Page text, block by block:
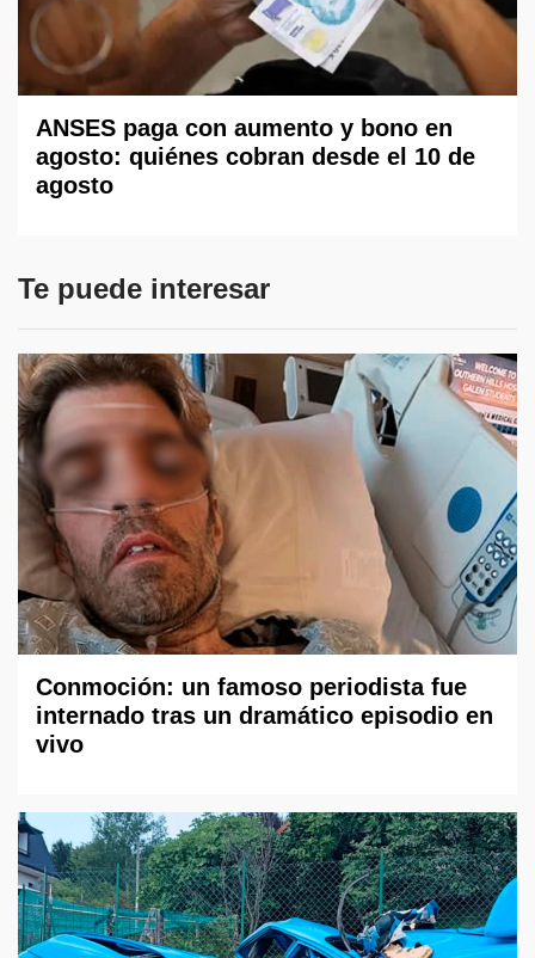
ANSES paga con aumento y bono en
agosto: quiénes cobran desde el 10 de
agosto
Te puede interesar
Conmoción: un famoso periodista fue
internado tras un dramático episodio en
vivo